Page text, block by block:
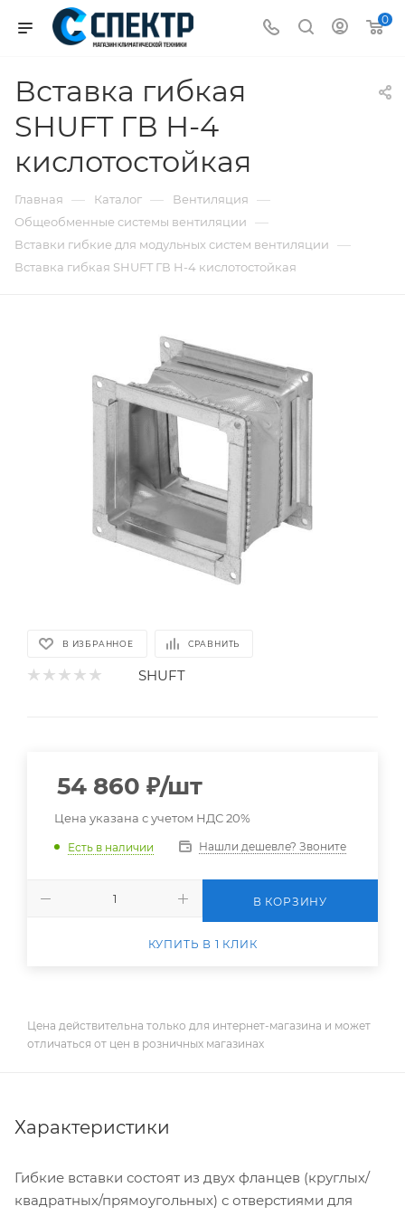
0
Вставка гибкая
SHUFT ГВ Н-4
кислотостойкая
Главная — Каталог — Вентиляция —
Общеобменные системы вентиляции —
Вставки гибкие для модульных систем вентиляции —
Вставка гибкая SHUFT ГВ Н-4 кислотостойкая
В ИЗБРАННОЕ СРАВНИТЬ
SHUFT
54 860 ₽/шт
Цена указана с учетом НДС 20%
Есть в наличии Нашли дешевле? Звоните
В КОРЗИНУ
КУПИТЬ В 1 КЛИК
Цена действительна только для интернет-магазина и может
отличаться от цен в розничных магазинах
Характеристики
Гибкие вставки состоят из двух фланцев (круглых/
квадратных/прямоугольных) с отверстиями для